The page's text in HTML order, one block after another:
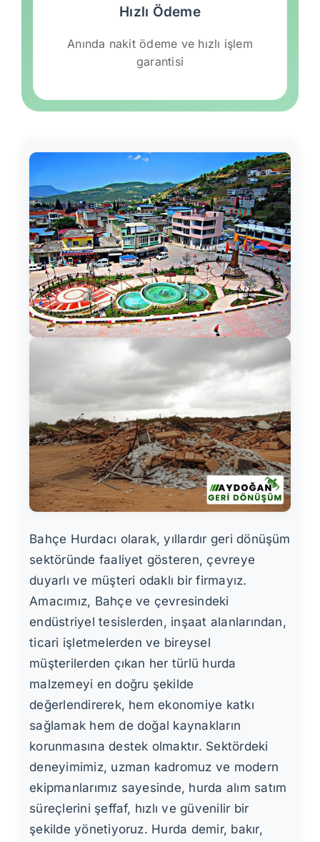
Hızlı Ödeme
Anında nakit ödeme ve hızlı işlem
garantisi
Bahçe Hurdacı olarak, yıllardır geri dönüşüm
sektöründe faaliyet gösteren, çevreye
duyarlı ve müşteri odaklı bir firmayız.
Amacımız, Bahçe ve çevresindeki
endüstriyel tesislerden, inşaat alanlarından,
ticari işletmelerden ve bireysel
müşterilerden çıkan her türlü hurda
malzemeyi en doğru şekilde
değerlendirerek, hem ekonomiye katkı
sağlamak hem de doğal kaynakların
korunmasına destek olmaktır. Sektördeki
deneyimimiz, uzman kadromuz ve modern
ekipmanlarımız sayesinde, hurda alım satım
süreçlerini şeffaf, hızlı ve güvenilir bir
şekilde yönetiyoruz. Hurda demir, bakır,